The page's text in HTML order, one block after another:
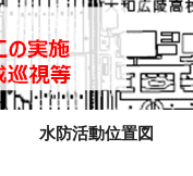
水防活動位置図